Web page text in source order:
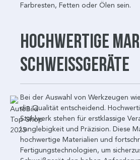
Farbresten, Fetten oder Ölen sein.
Hochwertige
Schweißgeräte
Bei der Auswahl von Werkzeugen
die Qualität entscheidend.
Stahlwerk stehen für erstklassige
Langlebigkeit und Präzision. Diese
hochwertige Materialien und
Fertigungstechnologien, um